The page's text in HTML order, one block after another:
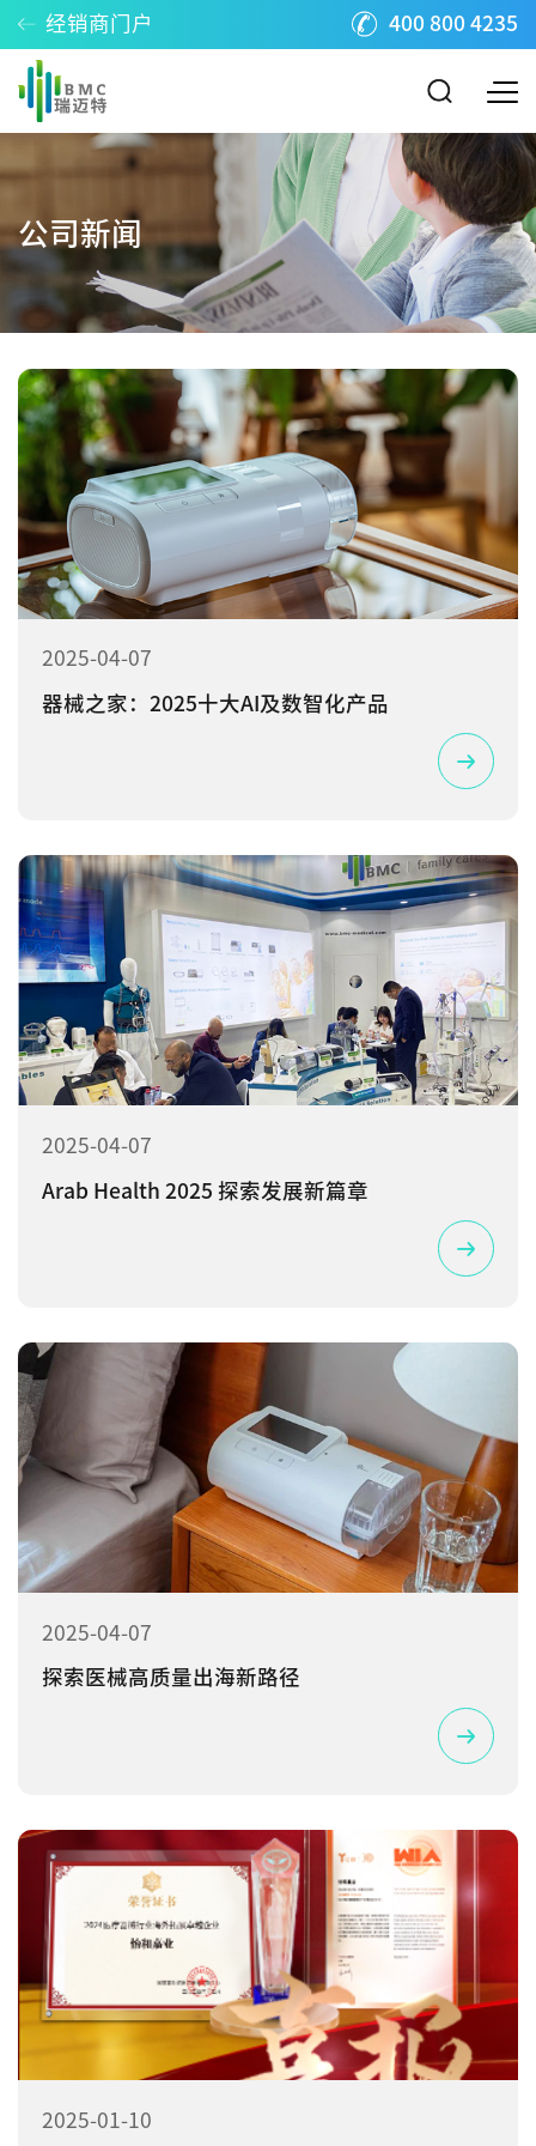
经销商门户 400 800 4235
公司新闻
2025-04-07
器械之家：2025十大AI及数智化产品
2025-04-07
Arab Health 2025 探索发展新篇章
2025-04-07
探索医械高质量出海新路径
2025-01-10